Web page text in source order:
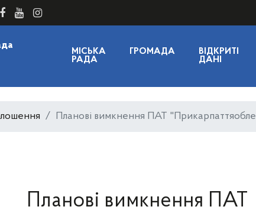
МІСЬКА
РАДА
ГРОМАДА
ВІДКРИТІ
ДАНІ
Планові вимкнення ПАТ
Планові вимкнення ПАТ